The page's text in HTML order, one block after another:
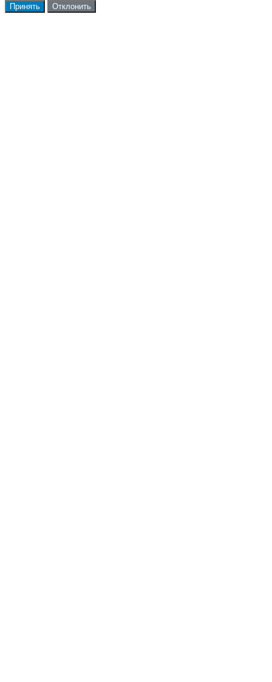
Принять Отклонить